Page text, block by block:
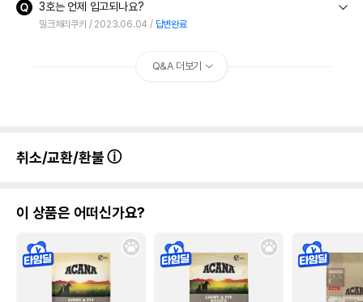
3호는 언제 입고되나요?
밀크체리쿠키 2023.06.04 답변완료
Q&A 더보기
취소/교환/환불
이 상품은 어떠신가요?